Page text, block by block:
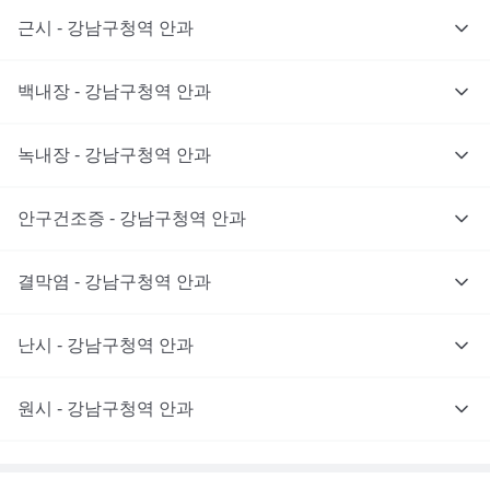
근시 - 강남구청역 안과
백내장 - 강남구청역 안과
녹내장 - 강남구청역 안과
안구건조증 - 강남구청역 안과
결막염 - 강남구청역 안과
난시 - 강남구청역 안과
원시 - 강남구청역 안과